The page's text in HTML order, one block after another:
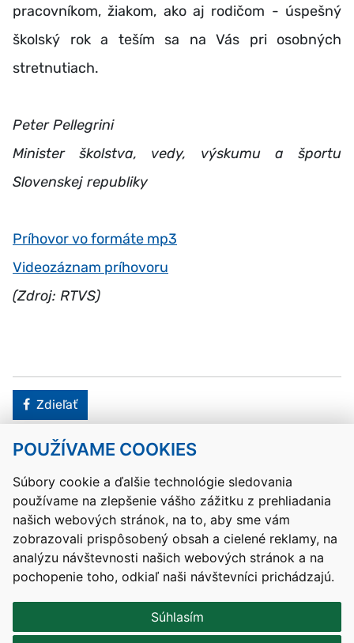
POUŽÍVAME COOKIES
Súbory cookie a ďalšie technológie sledovania
používame na zlepšenie vášho zážitku z prehliadania
našich webových stránok, na to, aby sme vám
zobrazovali prispôsobený obsah a cielené reklamy, na
analýzu návštevnosti našich webových stránok a na
pochopenie toho, odkiaľ naši návštevníci prichádzajú.
Súhlasím
pracovníkom, žiakom, ako aj rodičom - úspešný
školský rok a teším sa na Vás pri osobných
stretnutiach.
Peter Pellegrini
Minister školstva, vedy, výskumu a športu
Slovenskej republiky
Príhovor vo formáte mp3
Videozáznam príhovoru
(Zdroj: RTVS)
Facebook
Zdieľať
Kontakty Mapa stránky RSS
Vyhlásenie o prístupnosti
Nastavenia cookies
Prevádzkovateľom služby je Ministerstvo školstva, výskumu,
vývoja a mládeže Slovenskej republiky.